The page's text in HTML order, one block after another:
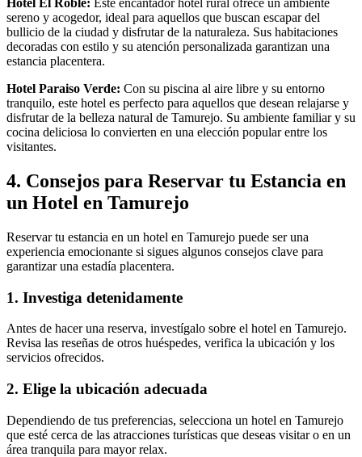
Hotel El Roble: Este encantador hotel rural ofrece un ambiente
sereno y acogedor, ideal para aquellos que buscan escapar del
bullicio de la ciudad y disfrutar de la naturaleza. Sus habitaciones
decoradas con estilo y su atención personalizada garantizan una
estancia placentera.
Hotel Paraiso Verde: Con su piscina al aire libre y su entorno
tranquilo, este hotel es perfecto para aquellos que desean relajarse y
disfrutar de la belleza natural de Tamurejo. Su ambiente familiar y su
cocina deliciosa lo convierten en una elección popular entre los
visitantes.
4. Consejos para Reservar tu Estancia en
un Hotel en Tamurejo
Reservar tu estancia en un hotel en Tamurejo puede ser una
experiencia emocionante si sigues algunos consejos clave para
garantizar una estadía placentera.
1. Investiga detenidamente
Antes de hacer una reserva, investígalo sobre el hotel en Tamurejo.
Revisa las reseñas de otros huéspedes, verifica la ubicación y los
servicios ofrecidos.
2. Elige la ubicación adecuada
Dependiendo de tus preferencias, selecciona un hotel en Tamurejo
que esté cerca de las atracciones turísticas que deseas visitar o en un
área tranquila para mayor relax.